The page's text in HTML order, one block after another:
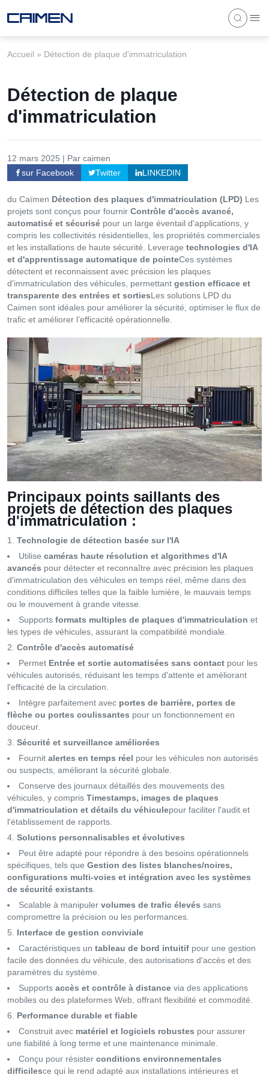
Accueil » Détection de plaque d'immatriculation
Détection de plaque
d'immatriculation
12 mars 2025 | Par caimen
sur Facebook
Twitter LINKEDIN
du Caïmen Détection des plaques d'immatriculation (LPD) Les
projets sont conçus pour fournir Contrôle d'accès avancé,
automatisé et sécurisé pour un large éventail d'applications, y
compris les collectivités résidentielles, les propriétés commerciales
et les installations de haute sécurité. Leverage technologies d'IA
et d'apprentissage automatique de pointeCes systèmes
détectent et reconnaissent avec précision les plaques
d'immatriculation des véhicules, permettant gestion efficace et
transparente des entrées et sortiesLes solutions LPD du
Caimen sont idéales pour améliorer la sécurité, optimiser le flux de
trafic et améliorer l’efficacité opérationnelle.
Principaux points saillants des
projets de détection des plaques
d'immatriculation :
Technologie de détection basée sur l'IA
Utilise caméras haute résolution et algorithmes d'IA
avancés pour détecter et reconnaître avec précision les plaques
d'immatriculation des véhicules en temps réel, même dans des
conditions difficiles telles que la faible lumière, le mauvais temps
ou le mouvement à grande vitesse.
Supports formats multiples de plaques d'immatriculation et
les types de véhicules, assurant la compatibilité mondiale.
Contrôle d'accès automatisé
Permet Entrée et sortie automatisées sans contact pour les
véhicules autorisés, réduisant les temps d'attente et améliorant
l'efficacité de la circulation.
Intègre parfaitement avec portes de barrière, portes de
flèche ou portes coulissantes pour un fonctionnement en
douceur.
Sécurité et surveillance améliorées
Fournit alertes en temps réel pour les véhicules non autorisés
ou suspects, améliorant la sécurité globale.
Conserve des journaux détaillés des mouvements des
véhicules, y compris Timestamps, images de plaques
d'immatriculation et détails du véhiculepour faciliter l'audit et
l'établissement de rapports.
Solutions personnalisables et évolutives
Peut être adapté pour répondre à des besoins opérationnels
spécifiques, tels que Gestion des listes blanches/noires,
configurations multi-voies et intégration avec les systèmes
de sécurité existants
Scalable à manipuler volumes de trafic élevés sans
compromettre la précision ou les performances.
Interface de gestion conviviale
Caractéristiques un tableau de bord intuitif pour une gestion
facile des données du véhicule, des autorisations d'accès et des
paramètres du système.
Supports accès et contrôle à distance via des applications
mobiles ou des plateformes Web, offrant flexibilité et commodité.
Performance durable et fiable
Construit avec matériel et logiciels robustes pour assurer
une fiabilité à long terme et une maintenance minimale.
Conçu pour résister conditions environnementales
difficilesce qui le rend adapté aux installations intérieures et